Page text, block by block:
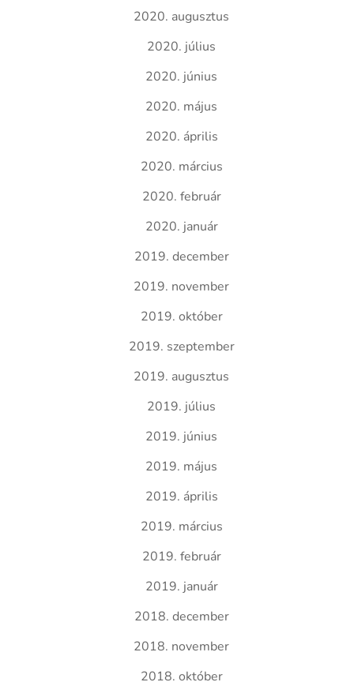
2020. augusztus
2020. július
2020. június
2020. május
2020. április
2020. március
2020. február
2020. január
2019. december
2019. november
2019. október
2019. szeptember
2019. augusztus
2019. július
2019. június
2019. május
2019. április
2019. március
2019. február
2019. január
2018. december
2018. november
2018. október